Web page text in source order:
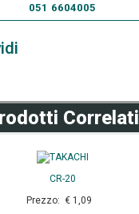
051 6604005
Correlati
CR-20
Prezzo: € 1,09